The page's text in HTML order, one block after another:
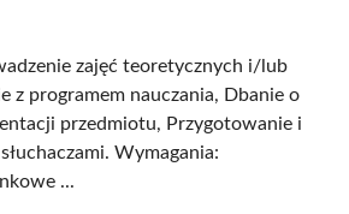
zajęć teoretycznych i/lub
z programem nauczania, Dbanie o
przedmiotu, Przygotowanie i
Wymagania:
...